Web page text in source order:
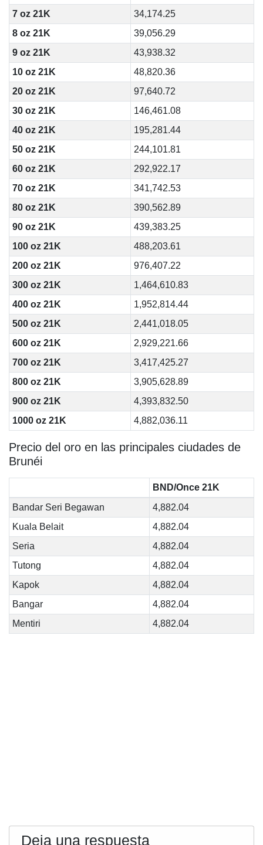
7 oz 21K
34,174.25
8 oz 21K
39,056.29
9 oz 21K
43,938.32
10 oz 21K
48,820.36
20 oz 21K
97,640.72
30 oz 21K
146,461.08
40 oz 21K
195,281.44
50 oz 21K
244,101.81
60 oz 21K
292,922.17
70 oz 21K
341,742.53
80 oz 21K
390,562.89
90 oz 21K
439,383.25
100 oz 21K
488,203.61
200 oz 21K
976,407.22
300 oz 21K
1,464,610.83
400 oz 21K
1,952,814.44
500 oz 21K
2,441,018.05
600 oz 21K
2,929,221.66
700 oz 21K
3,417,425.27
800 oz 21K
3,905,628.89
900 oz 21K
4,393,832.50
1000 oz 21K
4,882,036.11
Precio del oro en las principales ciudades de
Brunéi
BND/Once 21K
Bandar Seri Begawan
4,882.04
Kuala Belait
4,882.04
Seria
4,882.04
Tutong
4,882.04
Kapok
4,882.04
Bangar
4,882.04
Mentiri
4,882.04
Deja una respuesta